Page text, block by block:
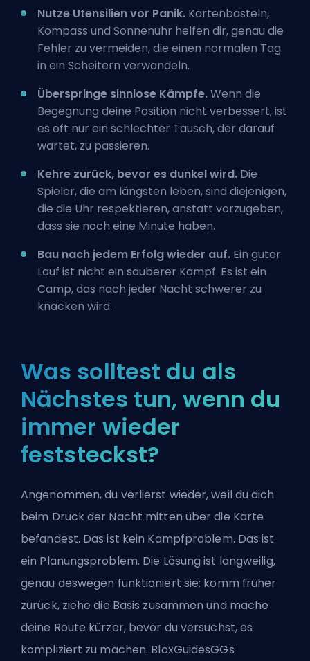
Nutze Utensilien vor Panik. Kartenbasteln,
Kompass und Sonnenuhr helfen dir, genau die
Fehler zu vermeiden, die einen normalen Tag
in ein Scheitern verwandeln.
Überspringe sinnlose Kämpfe.Wenn die
Begegnung deine Position nicht verbessert, ist
es oft nur ein schlechter Tausch, der darauf
wartet, zu passieren.
Kehre zurück, bevor es dunkel wird. Die
Spieler, die am längsten leben, sind diejenigen,
die die Uhr respektieren, anstatt vorzugeben,
dass sie noch eine Minute haben.
Bau nach jedem Erfolg wieder auf. Ein guter
Lauf ist nicht ein sauberer Kampf. Es ist ein
Camp, das nach jeder Nacht schwerer zu
knacken wird.
Was solltest du als
Nächstes tun, wenn du
immer wieder
feststeckst?
Angenommen, du verlierst wieder, weil du dich
beim Druck der Nacht mitten über die Karte
befandest. Das ist kein Kampfproblem. Das ist
ein Planungsproblem. Die Lösung ist langweilig,
genau deswegen funktioniert sie: komm früher
zurück, ziehe die Basis zusammen und mache
deine Route kürzer, bevor du versuchst, es
kompliziert zu machen. BloxGuidesGGs